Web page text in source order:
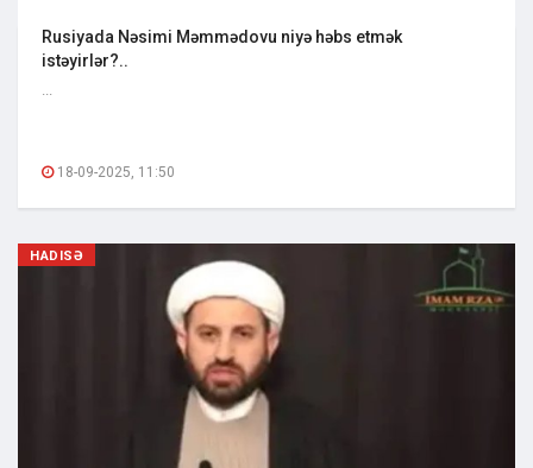
Rusiyada Nəsimi Məmmədovu niyə həbs etmək
istəyirlər?..
...
18-09-2025, 11:50
HADISƏ